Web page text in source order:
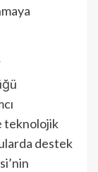
teknolojik
destek